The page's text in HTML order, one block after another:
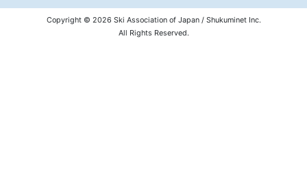
Copyright © 2026 Ski Association of Japan / Shukuminet Inc.
All Rights Reserved.